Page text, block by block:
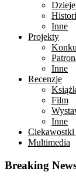
Inne
Projekty
Inne
Recenzje
Film
Inne
Ciekawostki
Multimedia
Breaking